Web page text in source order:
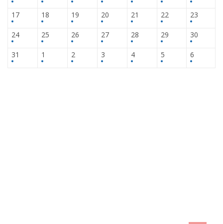
17 18 19 20 21 22 23
24 25 26 27 28 29 30
31 1 2 3 4 5 6